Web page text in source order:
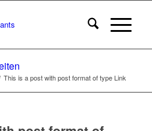
This is a post with post format of type Link